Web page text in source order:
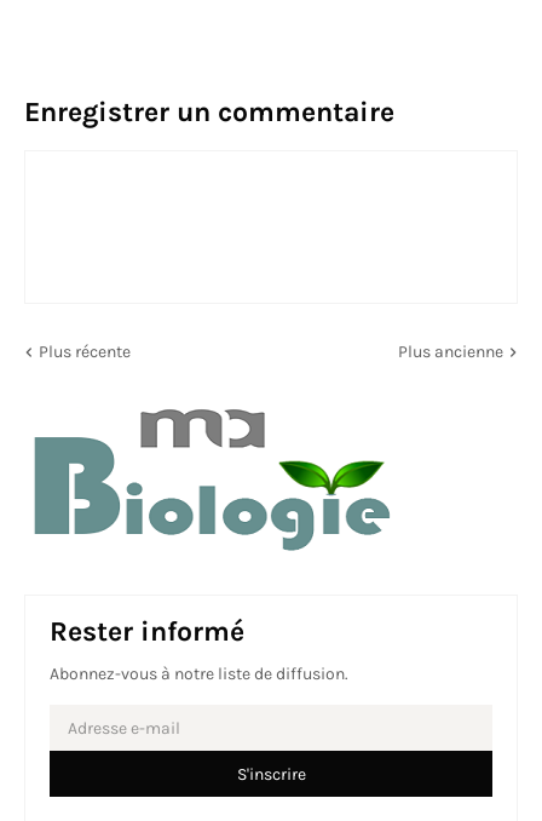
Enregistrer un commentaire
Plus récente Plus ancienne
Rester informé
Abonnez-vous à notre liste de diffusion.